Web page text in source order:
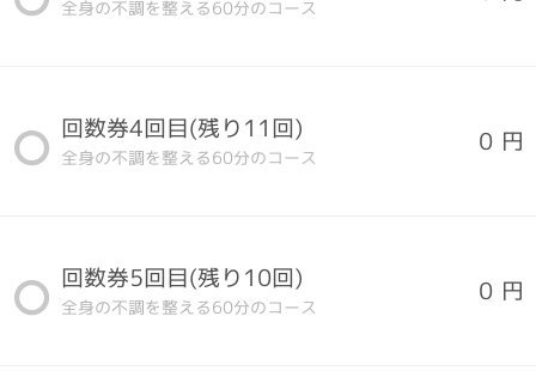
全身の不調を整える60分のコース
回数券4回目(残り11回)
全身の不調を整える60分のコース
0 円
回数券5回目(残り10回)
全身の不調を整える60分のコース
0 円